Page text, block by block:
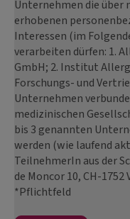
Unternehmen die über
erhobenen
Interessen (im
verarbeiten dürfen: 1.
GmbH; 2. Institut
Forschungs- und
Unternehmen
medizinischen
bis 3 genannten
werden (wie laufend
TeilnehmerIn aus der
de Moncor 10, CH-
*Pflichtfeld